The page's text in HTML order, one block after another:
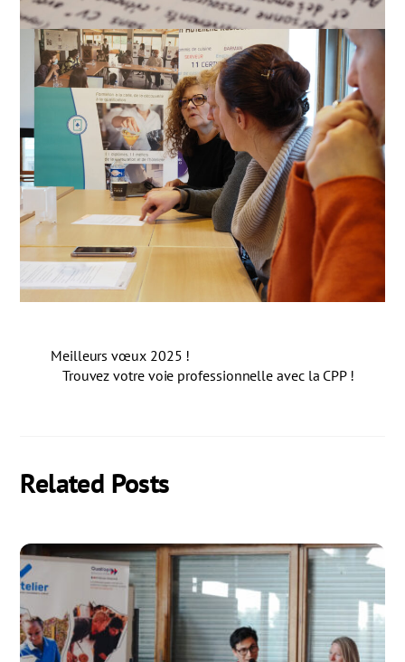
Meilleurs vœux 2025 !
Trouvez votre voie professionnelle avec la CPP !
Related Posts